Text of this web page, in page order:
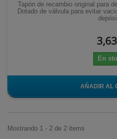
Tapón de recambio original para
Dotado de válvula para evitar
En
AÑADIR AL
Mostrando 1 - 2 de 2 items